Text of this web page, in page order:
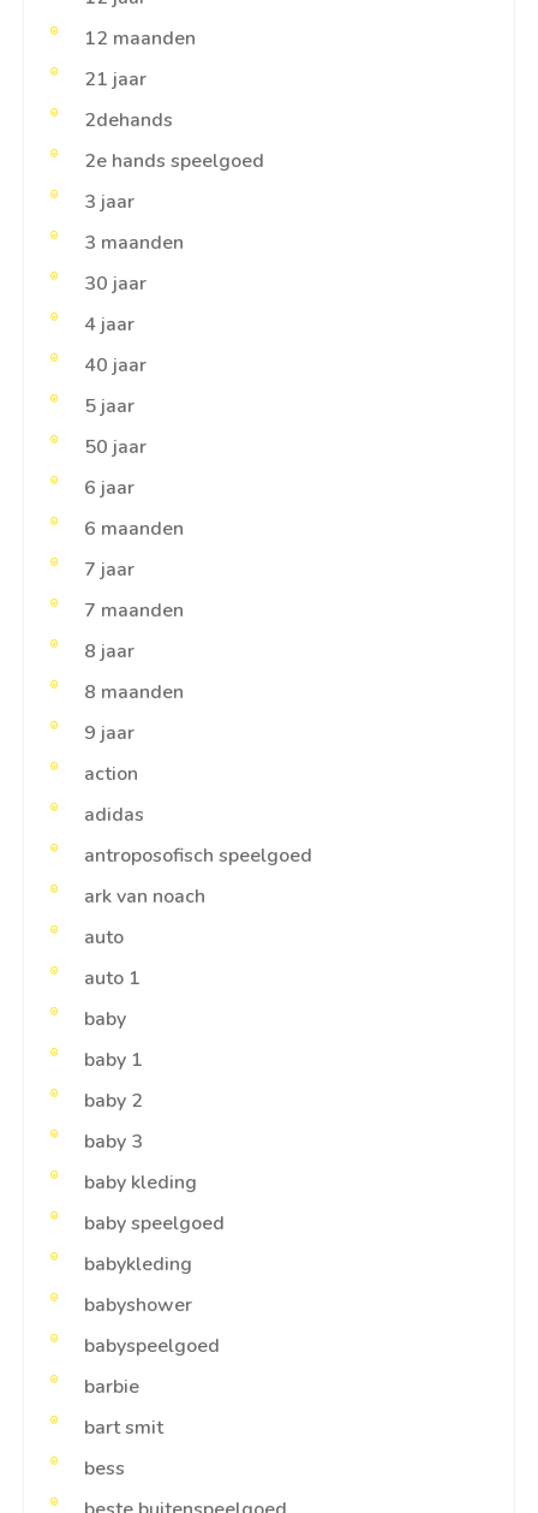
12 maanden
21 jaar
2dehands
2e hands speelgoed
3 jaar
3 maanden
30 jaar
4 jaar
40 jaar
5 jaar
50 jaar
6 jaar
6 maanden
7 jaar
7 maanden
8 jaar
8 maanden
9 jaar
action
adidas
antroposofisch speelgoed
ark van noach
auto
auto 1
baby
baby 1
baby 2
baby 3
baby kleding
baby speelgoed
babykleding
babyshower
babyspeelgoed
barbie
bart smit
bess